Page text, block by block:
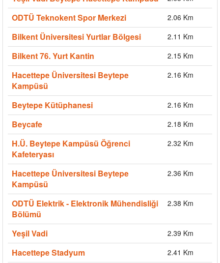
ODTÜ Teknokent Spor Merkezi 2.06 Km
Bilkent Üniversitesi Yurtlar Bölgesi 2.11 Km
Bilkent 76. Yurt Kantin 2.15 Km
Hacettepe Üniversitesi Beytepe
Kampüsü
2.16 Km
Beytepe Kütüphanesi 2.16 Km
Beycafe 2.18 Km
H.Ü. Beytepe Kampüsü Öğrenci
Kafeteryası
2.32 Km
Hacettepe Üniversitesi Beytepe
Kampüsü
2.36 Km
ODTÜ Elektrik - Elektronik Mühendisliği
Bölümü
2.38 Km
Yeşil Vadi 2.39 Km
Hacettepe Stadyum 2.41 Km